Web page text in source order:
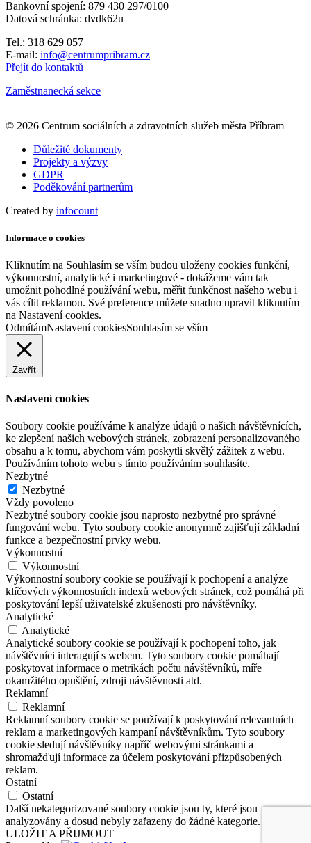
Bankovní spojení: 879 430 297/0100
Datová schránka: dvdk62u
Tel.: 318 629 057
E-mail: info@centrumpribram.cz
Přejít do kontaktů
Zaměstnanecká sekce
+
−
© 2026 Centrum sociálních a zdravotních služeb města Příbram
Důležité dokumenty
Projekty a výzvy
GDPR
Poděkování partnerům
Created by infocount
Informace o cookies
Kliknutím na Souhlasím se vším budou uloženy cookies funkční,
výkonnostní, analytické i marketingové - dokážeme vám tak
umožnit pohodlné používání webu, měřit funkčnost našeho webu i
vás cílit reklamou. Své preference můžete snadno upravit kliknutím
na Nastavení cookies.
OdmítámNastavení cookiesSouhlasím se vším
Zavřít
Nastavení cookies
Soubory cookie používáme k analýze údajů o našich návštěvnících,
ke zlepšení našich webových stránek, zobrazení personalizovaného
obsahu a k tomu, abychom vám poskytli skvělý zážitek z webu.
Používáním tohoto webu s tímto používáním souhlasíte.
Nezbytné
Nezbytné
Vždy povoleno
Nezbytné soubory cookie jsou naprosto nezbytné pro správné
fungování webu. Tyto soubory cookie anonymně zajišťují základní
funkce a bezpečnostní prvky webu.
Výkonnostní
Výkonnostní
Výkonnostní soubory cookie se používají k pochopení a analýze
klíčových výkonnostních indexů webových stránek, což pomáhá při
poskytování lepší uživatelské zkušenosti pro návštěvníky.
Analytické
Analytické
Analytické soubory cookie se používají k pochopení toho, jak
návštěvníci interagují s webem. Tyto soubory cookie pomáhají
poskytovat informace o metrikách počtu návštěvníků, míře
okamžitého opuštění, zdroji návštěvnosti atd.
Reklamní
Reklamní
Reklamní soubory cookie se používají k poskytování relevantních
reklam a marketingových kampaní návštěvníkům. Tyto soubory
cookie sledují návštěvníky napříč webovými stránkami a
shromažďují informace za účelem poskytování přizpůsobených
reklam.
Ostatní
Ostatní
Další nekategorizované soubory cookie jsou ty, které jsou
analyzovány a dosud nebyly zařazeny do žádné kategorie.
ULOŽIT A PŘIJMOUT